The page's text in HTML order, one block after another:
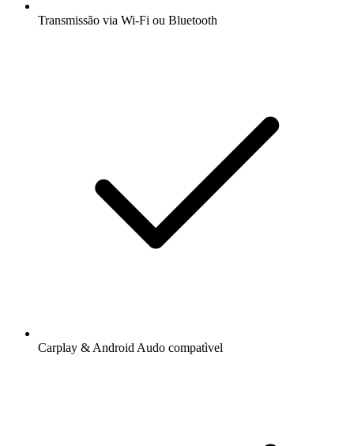
Transmissão via Wi-Fi ou Bluetooth
Carplay & Android Audo compatìvel